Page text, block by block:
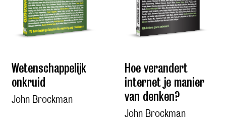
Wetenschappelijk
onkruid
John Brockman
Hoe verandert
internet je manier
van denken?
John Brockman